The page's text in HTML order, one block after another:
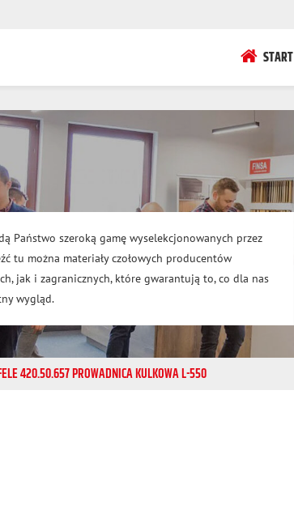
START
Państwo szeroką gamę wyselekcjonowanych przez
tu można materiały czołowych producentów
jak i zagranicznych, które gwarantują to, co dla nas
wygląd.
420.50.657 PROWADNICA KULKOWA L-550